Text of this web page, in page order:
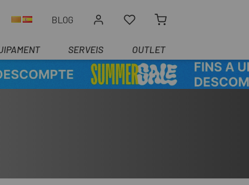
BLOG
SERVEIS OUTLET